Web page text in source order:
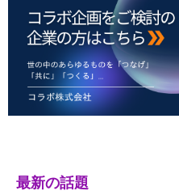
最新の話題